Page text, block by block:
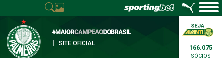
SITE OFICIAL
166.075
SÓCIOS